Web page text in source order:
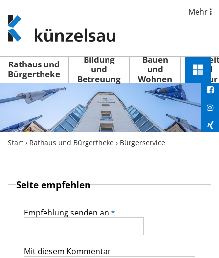
www.kuenzelsau.de
(zur
Startseite)
Mehr
Rathaus und
Bürgertheke
Bildung
und
Betreuung
Bauen
und
Wohnen
Freizeit
und
Kultur
Menü
Start › Rathaus und Bürgertheke › Bürgerservice
Seite empfehlen
Empfehlung senden an *
Mit diesem Kommentar